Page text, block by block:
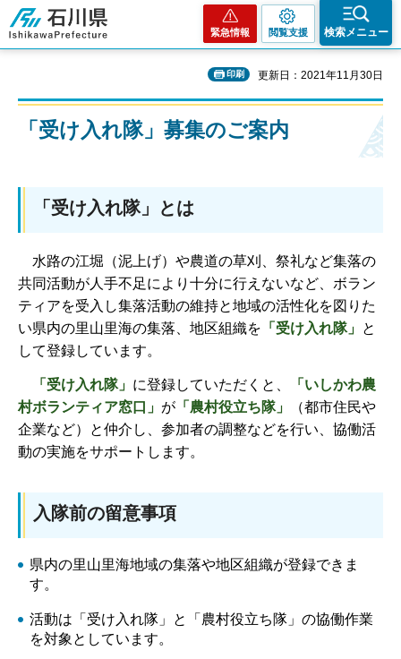
石川県
緊急情報 閲覧支援 検索メニュー
印刷 更新日：2021年11月30日
「受け入れ隊」募集のご案内
「受け入れ隊」とは
水路の江堀（泥上げ）や農道の草刈、祭礼など集落の
共同活動が人手不足により十分に行えないなど、ボラン
ティアを受入し集落活動の維持と地域の活性化を図りた
い県内の里山里海の集落、地区組織を 「受け入れ隊」 と
して登録しています。
「 受け入れ隊」 に登録していただくと、
「いしかわ農
村ボランティア窓口」 が 「農村役立ち隊」
（都市住民や
企業など）と仲介し、参加者の調整などを行い、協働活
動の実施をサポートします。
入隊前の留意事項
県内の里山里海地域の集落や地区組織が登録できま
す。
活動は「受け入れ隊」と「農村役立ち隊」の協働作業
を対象としています。